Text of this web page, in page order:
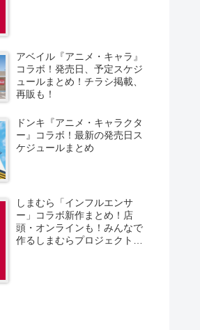
アベイル『アニメ・キャラ』
コラボ！発売日、予定スケジ
ュールまとめ！チラシ掲載、
再販も！
ドンキ『アニメ・キャラクタ
ー』コラボ！最新の発売日ス
ケジュールまとめ
しまむら「インフルエンサ
ー」コラボ新作まとめ！店
頭・オンラインも！みんなで
作るしまむらプロジェクト！